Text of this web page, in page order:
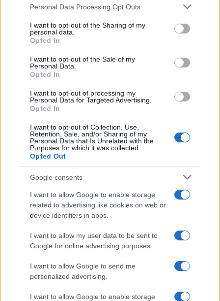
Please note that this website/app uses one or more Google
not limited to your visit or usage behaviour. You may click to
grant or deny consent to Google and its third-party tags to
use your data for below specified purposes in below Google
consent section.
Personal Data Processing Opt Outs
I want to opt-out of the Sharing of my
personal data.
Opted In
I want to opt-out of the Sale of my
Personal Data.
Opted In
I want to opt-out of processing my
Personal Data for Targeted Advertising.
Opted In
I want to opt-out of Collection, Use,
Retention, Sale, and/or Sharing of my
Personal Data that Is Unrelated with the
Purposes for which it was collected.
Opted Out
Google consents
I want to allow Google to enable storage
related to advertising like cookies on web or
device identifiers in apps.
I want to allow my user data to be sent to
Google for online advertising purposes.
I want to allow Google to send me
personalized advertising.
I want to allow Google to enable storage
κατακτήσω το ΝΒΑ Europe
με τη Βιλερμπάν» - Η
HELLENiQ ENERGY: Κέρδη 393 εκατ. ευρώ στο α' εξάμηνο –
Στα 734 εκατ. ευρώ τα EBITDA
14% ο τζίρος στο α'
εξάμηνο, στα 4,3 δισ. ευρώ
– Στα 446 εκατ. ευρώ τα
ΥΠΕΘΟΟ: Νέες επενδύσεις
1 δισ. ευρώ ως το 2028 για